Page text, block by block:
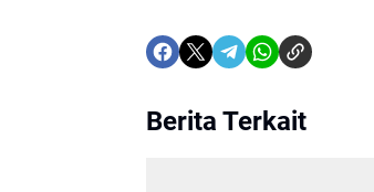
Berita Terkait